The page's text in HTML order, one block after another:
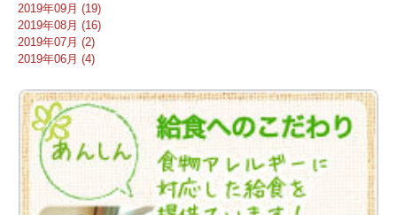
2019年09月 (19)
2019年08月 (16)
2019年07月 (2)
2019年06月 (4)